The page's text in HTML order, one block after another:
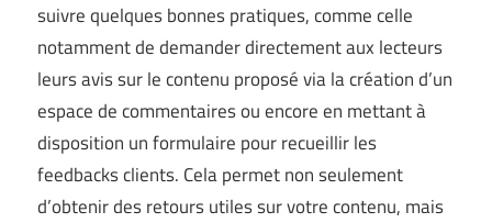
suivre quelques bonnes pratiques, comme celle
notamment de demander directement aux lecteurs
leurs avis sur le contenu proposé via la création d’un
espace de commentaires ou encore en mettant à
disposition un formulaire pour recueillir les
feedbacks clients. Cela permet non seulement
d’obtenir des retours utiles sur votre contenu, mais